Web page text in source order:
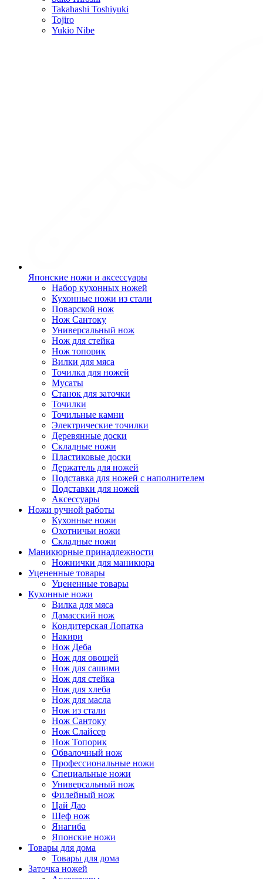
Takahashi Toshiyuki
Tojiro
Yukio Nibe
Японские ножи и аксессуары
Набор кухонных ножей
Кухонные ножи из стали
Поварской нож
Нож Сантоку
Универсальный нож
Нож для стейка
Нож топорик
Вилки для мяса
Точилка для ножей
Мусаты
Станок для заточки
Точилки
Точильные камни
Электрические точилки
Деревянные доски
Складные ножи
Пластиковые доски
Держатель для ножей
Подставка для ножей с наполнителем
Подставки для ножей
Аксессуары
Ножи ручной работы
Кухонные ножи
Охотничьи ножи
Складные ножи
Маникюрные принадлежности
Ножнички для маникюра
Уцененные товары
Уцененные товары
Кухонные ножи
Вилка для мяса
Дамасский нож
Кондитерская Лопатка
Накири
Нож Деба
Нож для овощей
Нож для сашими
Нож для стейка
Нож для хлеба
Нож для масла
Нож из стали
Нож Сантоку
Нож Слайсер
Нож Топорик
Обвалочный нож
Профессиональные ножи
Специальные ножи
Универсальный нож
Филейный нож
Цай Дао
Шеф нож
Янагиба
Японские ножи
Товары для дома
Товары для дома
Заточка ножей